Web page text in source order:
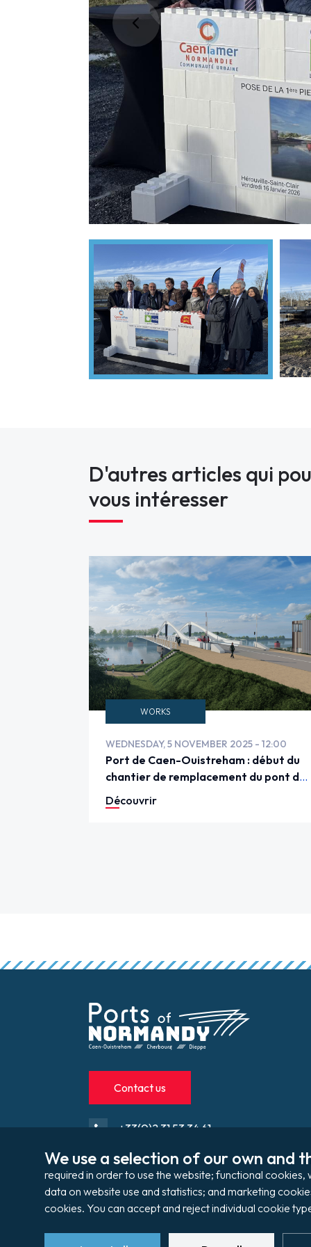
D'autres articles qui
vous intéresser
WORKS
WEDNESDAY, 5 NOVEMBER 2025 - 12:00
Port de Caen-Ouistreham : début du
chantier de remplacement du pont de
Colombelles
Découvrir
We use a selection of our own and
required in order to use the website; functional
data on website use and statistics; and marketing
cookies. You can accept and reject individual cookie
Contact us
+33(0)2 31 53 34 61
contact@portsdenormandie.fr
Port directory